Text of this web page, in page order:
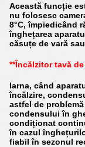
Această funcție
nu folosesc
8°C, împiedicând
înghețarea
căsuțe de vară
**Încălzitor tavă
Iarna, când
încălzire,
astfel de
condensului în
condiționat
în cazul
fiabil în sezonul